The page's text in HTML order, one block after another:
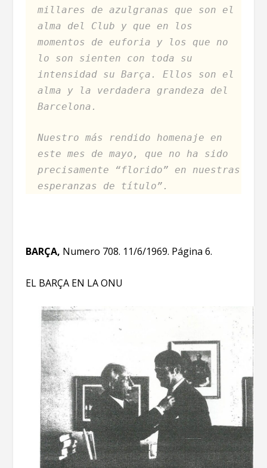
millares de azulgranas que son el
alma del Club y que en los
momentos de euforia y los que no
lo son sienten con toda su
intensidad su Barça. Ellos son el
alma y la verdadera grandeza del
Barcelona.
Nuestro más rendido homenaje en
este mes de mayo, que no ha sido
precisamente “florido” en nuestras
esperanzas de título”.
BARÇA, Numero 708. 11/6/1969. Página 6.
EL BARÇA EN LA ONU